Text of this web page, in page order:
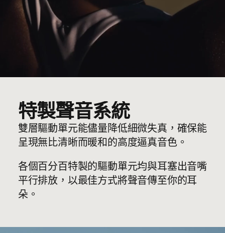
包裝隨附內容
Beats Solo Buds 耳塞
便攜盒
（電源轉換器及 USB-C 充電線獨立銷售）
包裝
生纖維及/或可持續發展樹林的植物性物料製
造 註腳
5
特製聲音系統
雙層驅動單元能儘量降低細微失真，確保能
呈現無比清晰而暖和的高度逼真音色。
各個百分百特製的驅動單元均與耳塞出音嘴
平行排放，以最佳方式將聲音傳至你的耳
朵。